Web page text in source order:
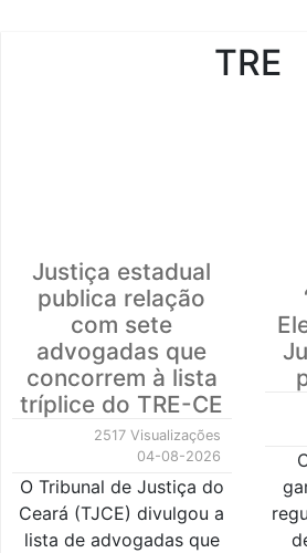
TRE
Justiça estadual
publica relação
com sete
advogadas que
concorrem à lista
tríplice do TRE-CE
2517 Visualizações
04-08-2026
O Tribunal de Justiça do
Ceará (TJCE) divulgou a
lista de advogadas que